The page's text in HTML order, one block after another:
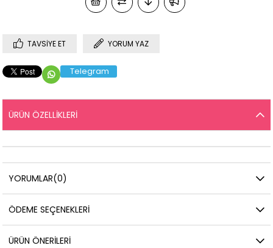
TAVSIYE ET YORUM YAZ
Telegram
ÜRÜN ÖZELLIKLERI
YORUMLAR(0)
ÖDEME SEÇENEKLERI
ÜRÜN ÖNERILERI